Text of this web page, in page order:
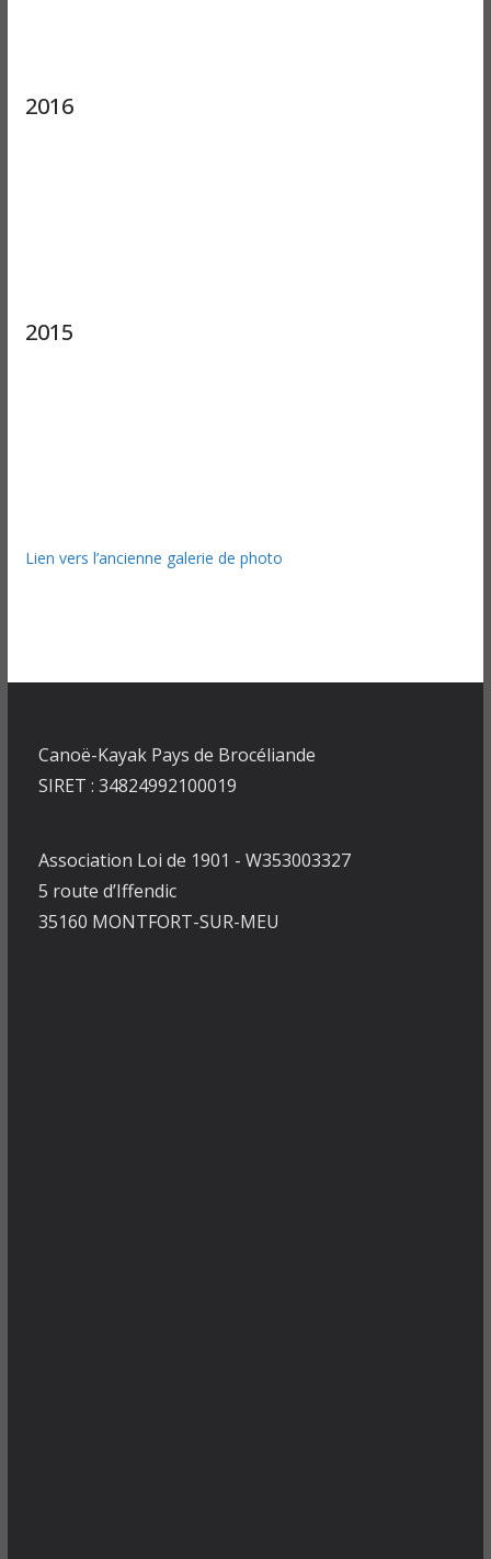
2016
2015
Lien vers l’ancienne galerie de photo
Canoë-Kayak Pays de Brocéliande
SIRET : 34824992100019
Association Loi de 1901 - W353003327
5 route d’Iffendic
35160 MONTFORT-SUR-MEU